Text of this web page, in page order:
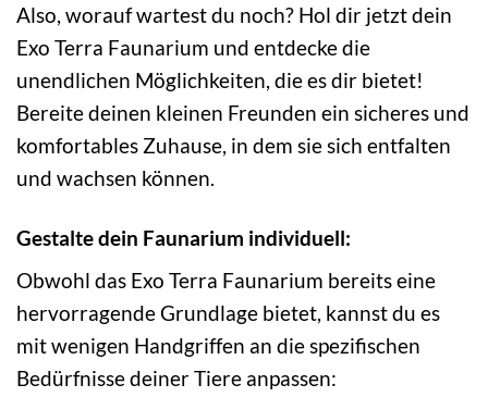
Also, worauf wartest du noch? Hol dir jetzt dein
Exo Terra Faunarium und entdecke die
unendlichen Möglichkeiten, die es dir bietet!
Bereite deinen kleinen Freunden ein sicheres und
komfortables Zuhause, in dem sie sich entfalten
und wachsen können.
Gestalte dein Faunarium individuell:
Obwohl das Exo Terra Faunarium bereits eine
hervorragende Grundlage bietet, kannst du es
mit wenigen Handgriffen an die spezifischen
Bedürfnisse deiner Tiere anpassen: